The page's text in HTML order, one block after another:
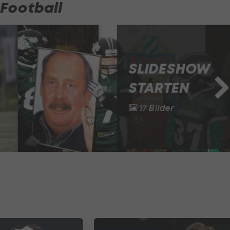
SLIDESHOW
STARTEN
17 Bilder